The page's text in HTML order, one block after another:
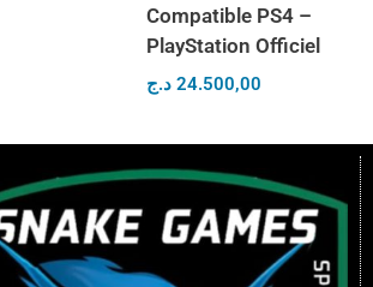
Compatible PS4 –
PlayStation Officiel
24.500,00 د.ج